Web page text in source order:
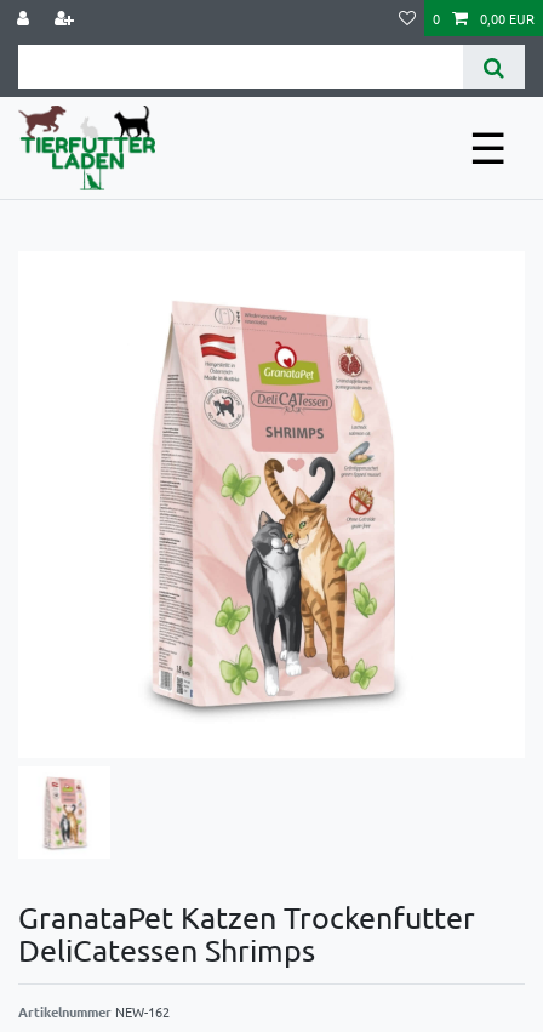
0 0,00 EUR
☰
GranataPet Katzen Trockenfutter
DeliCatessen Shrimps
Artikelnummer NEW-162